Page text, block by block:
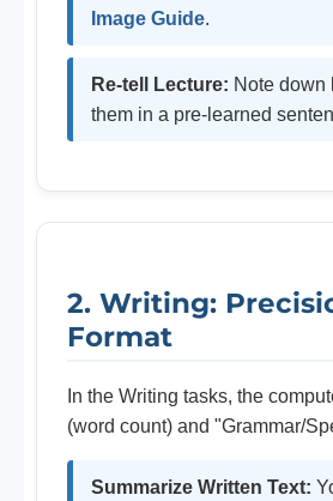
Image Guide.
Re-tell Lecture: Note down
them in a pre-learned
2. Writing:
Format
In the Writing tasks, the
(word count) and "Grammar/
Summarize Written Text: